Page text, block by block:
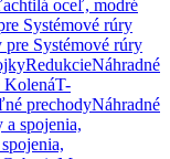
oceľ, modré
Systémové rúry
pre Systémové rúry
RedukcieNáhradné
KolenáT-
prechodyNáhradné
a spojenia,